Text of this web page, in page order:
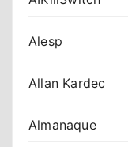
Alesp
Allan Kardec
Almanaque